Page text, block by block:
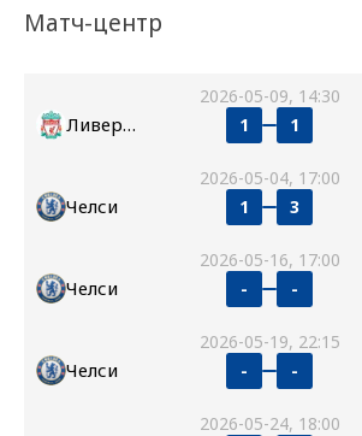
Матч-центр
2026-05-09, 14:30
Ливерпуль 1 1
2026-05-04, 17:00
Челси 1 3
2026-05-16, 17:00
Челси - -
2026-05-19, 22:15
Челси - -
2026-05-24, 18:00